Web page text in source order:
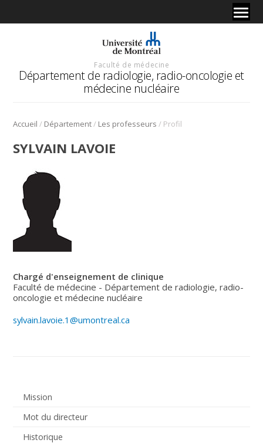
Faculté de médecine
Département de radiologie, radio-oncologie et
médecine nucléaire
Accueil / Département/ Les professeurs / Profil
Mission
Mot du directeur
Historique
SYLVAIN LAVOIE
Chargé d'enseignement de clinique
Faculté de médecine - Département de radiologie, radio-
oncologie et médecine nucléaire
sylvain.lavoie.1@umontreal.ca